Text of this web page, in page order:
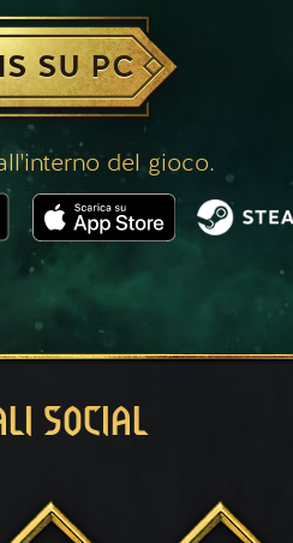
SU PC
del gioco.
SOCIAL